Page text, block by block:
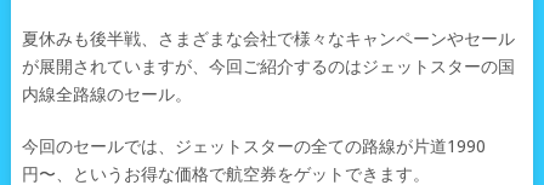
夏休みも後半戦、さまざまな会社で様々なキャンペーンやセール
が展開されていますが、今回ご紹介するのはジェットスターの国
内線全路線のセール。
今回のセールでは、ジェットスターの全ての路線が片道1990
円〜、というお得な価格で航空券をゲットできます。